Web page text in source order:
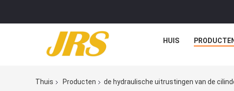
HUIS PRODUCTEN
Thuis Producten de hydraulische uitrustingen van de